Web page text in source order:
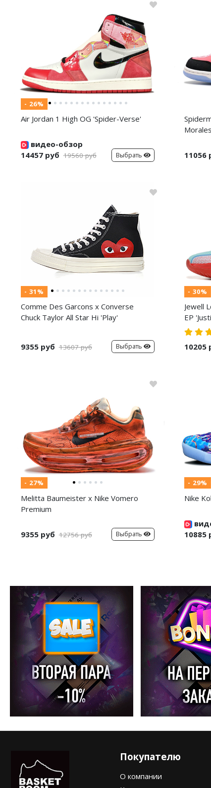
- 26%
Air Jordan 1 High OG 'Spider-Verse'
видео-обзор
14457 руб 19560 руб Выбрать 11056
- 31%
Comme Des Garcons x Converse
Chuck Taylor All Star Hi 'Play'
9355 руб 13607 руб Выбрать
- 30%
Jewell
EP
10205
- 27%
Melitta Baumeister x Nike Vomero
Premium
9355 руб 12756 руб Выбрать
- 29%
Nike
10885
Покупателю
О компании